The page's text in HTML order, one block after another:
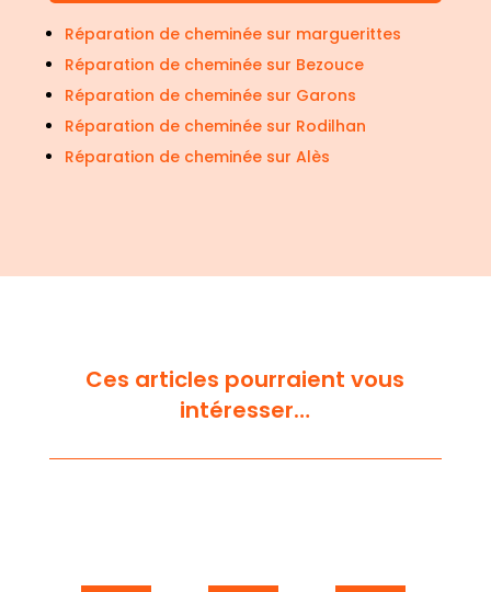
Réparation de cheminée sur marguerittes
Réparation de cheminée sur Bezouce
Réparation de cheminée sur Garons
Réparation de cheminée sur Rodilhan
Réparation de cheminée sur Alès
Ces articles pourraient vous
intéresser…